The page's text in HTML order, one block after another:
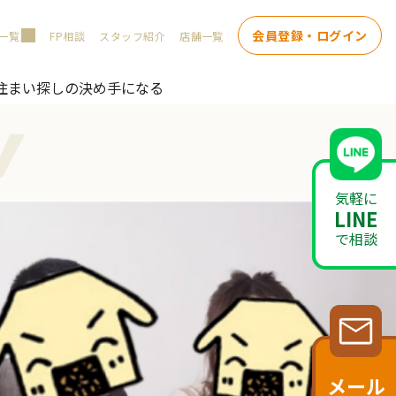
覧 FP相談 スタッフ紹介 店舗一覧 会員登録・ログイン
い探しの決め手になる
気軽に
LINE
で相談
メール